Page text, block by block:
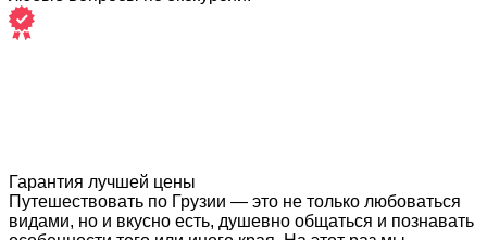
Гарантия лучшей цены
Путешествовать по Грузии — это не только любоваться
видами, но и вкусно есть, душевно общаться и познавать